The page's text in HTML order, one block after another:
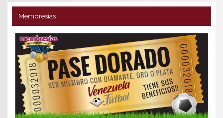
Membresías